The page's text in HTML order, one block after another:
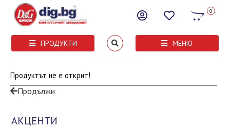
0
ПРОДУКТИ МЕНЮ
Продуктът не е открит!
Продължи
АКЦЕНТИ